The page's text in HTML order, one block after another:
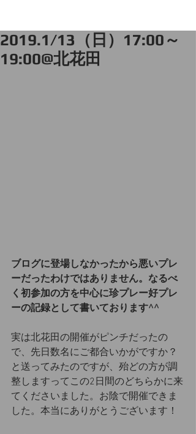
2019.1/13（日）17:00～
19:00@北花田
ブログに登場しなかったから悪いプレ
ーだったわけではありません。なるべ
く初参加の方を中心に珍プレー好プレ
ーの記録として書いております^^
実は北花田の開催がピンチだったの
で、先日数名にご都合いかがですか？
と送ってみたのですが、殆どの方が調
整しますってこの2日間のどちらかに来
てくださいました。お陰で開催できま
した。本当にありがとうございます！